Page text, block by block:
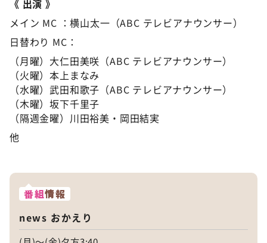
《 出演 》
メイン MC ：横山太一（ABC テレビアナウンサー）
日替わり MC：
（月曜）大仁田美咲（ABC テレビアナウンサー）
（火曜）本上まなみ
（水曜）武田和歌子（ABC テレビアナウンサー）
（木曜）坂下千里子
（隔週金曜）川田裕美・岡田結実
他
番組情報
news おかえり